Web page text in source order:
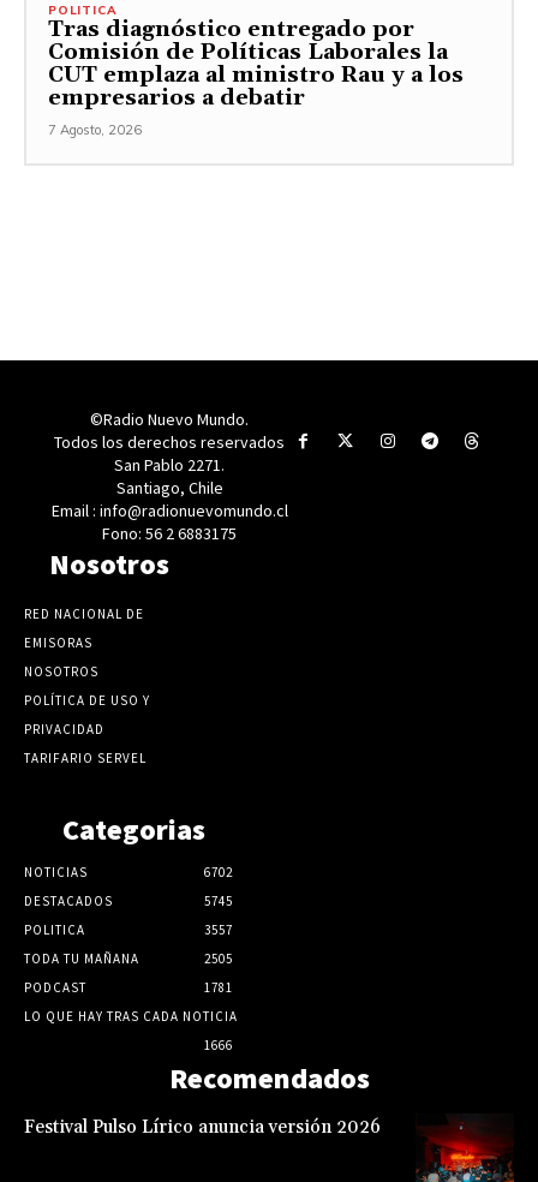
POLITICA
Tras diagnóstico entregado por
Comisión de Políticas Laborales la
CUT emplaza al ministro Rau y a los
empresarios a debatir
7 Agosto, 2026
©Radio Nuevo Mundo.
Todos los derechos reservados
San Pablo 2271.
Santiago, Chile
Email : info@radionuevomundo.cl
Fono: 56 2 6883175
Nosotros
RED NACIONAL DE
EMISORAS
NOSOTROS
POLÍTICA DE USO Y
PRIVACIDAD
TARIFARIO SERVEL
Categorias
NOTICIAS
6702
DESTACADOS
5745
POLITICA
3557
TODA TU MAÑANA
2505
PODCAST
1781
LO QUE HAY TRAS CADA NOTICIA
1666
Recomendados
Festival Pulso Lírico anuncia versión 2026